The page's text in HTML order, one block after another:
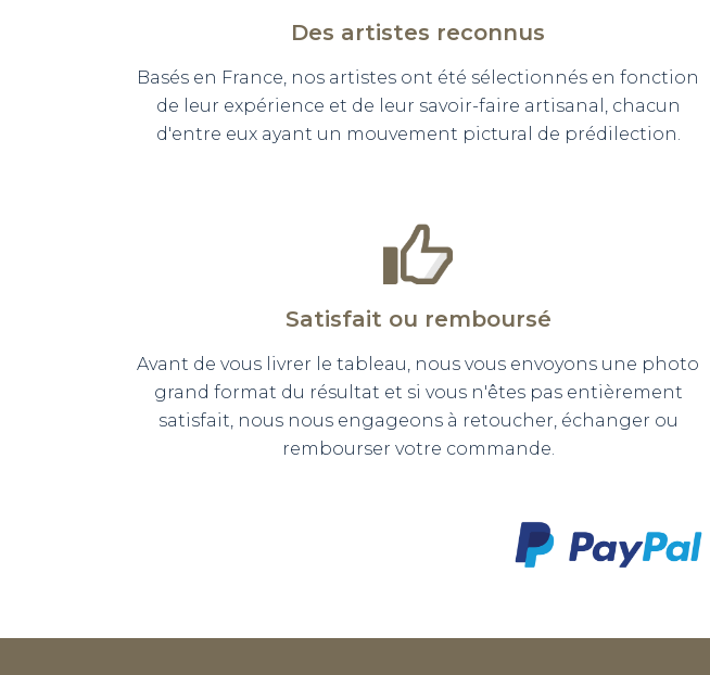
Des artistes reconnus
Basés en France, nos artistes ont été sélectionnés en fonction
de leur expérience et de leur savoir-faire artisanal, chacun
d'entre eux ayant un mouvement pictural de prédilection.
Satisfait ou remboursé
Avant de vous livrer le tableau, nous vous envoyons une photo
grand format du résultat et si vous n'êtes pas entièrement
satisfait, nous nous engageons à retoucher, échanger ou
rembourser votre commande.